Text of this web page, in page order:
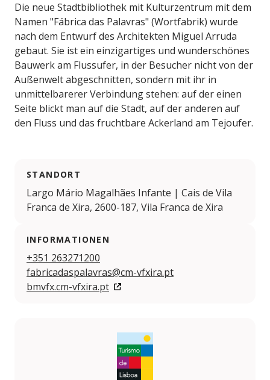
Die neue Stadtbibliothek mit Kulturzentrum mit dem
Namen "Fábrica das Palavras" (Wortfabrik) wurde
nach dem Entwurf des Architekten Miguel Arruda
gebaut. Sie ist ein einzigartiges und wunderschönes
Bauwerk am Flussufer, in der Besucher nicht von der
Außenwelt abgeschnitten, sondern mit ihr in
unmittelbarerer Verbindung stehen: auf der einen
Seite blickt man auf die Stadt, auf der anderen auf
den Fluss und das fruchtbare Ackerland am Tejoufer.
STANDORT
Largo Mário Magalhães Infante | Cais de Vila
Franca de Xira, 2600-187, Vila Franca de Xira
INFORMATIONEN
+351 263271200
fabricadaspalavras@cm-vfxira.pt
bmvfx.cm-vfxira.pt